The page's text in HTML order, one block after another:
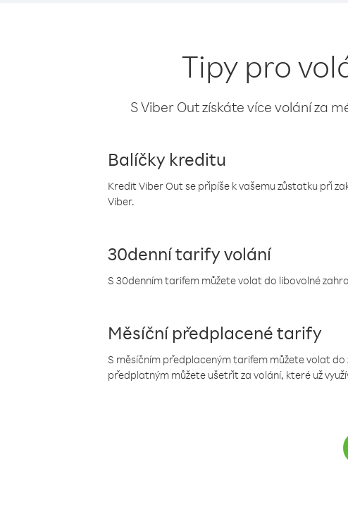
Tipy pro
S Viber Out získáte více volání za
Balíčky kreditu
Kredit Viber Out se připíše k vašemu zůstatku při
Viber.
30denní tarify volání
S 30denním tarifem můžete volat do libovolné
Měsíční předplacené tarify
S měsíčním předplaceným tarifem můžete volat do
předplatným můžete ušetřit za volání, které už